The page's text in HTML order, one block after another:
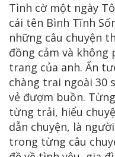
Tình cờ một ngày
cái tên Bình Tĩnh
những câu chuyện
đồng cảm và không
trang của anh. Ấn
chàng trai ngoài 30
vẻ đượm buồn.
từng trải, hiểu
dẫn chuyện, là
trong từng câu